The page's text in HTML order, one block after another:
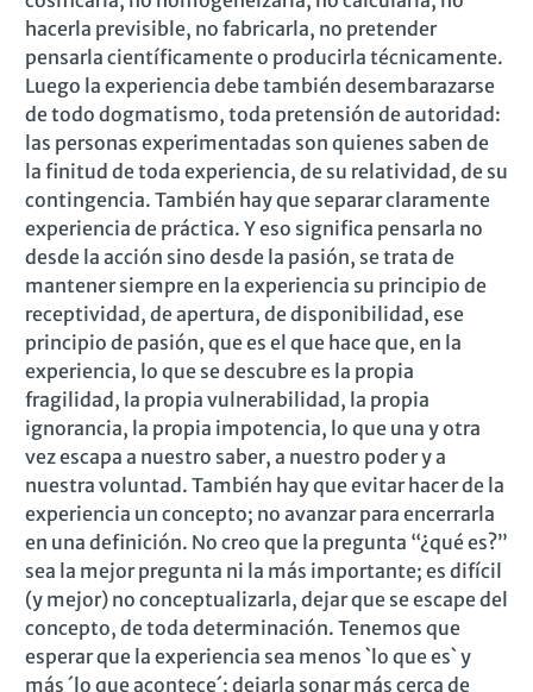
hacerla previsible, no fabricarla, no pretender
pensarla científicamente o producirla técnicamente.
Luego la experiencia debe también desembarazarse
de todo dogmatismo, toda pretensión de autoridad:
las personas experimentadas son quienes saben de
la finitud de toda experiencia, de su relatividad, de su
contingencia. También hay que separar claramente
experiencia de práctica. Y eso significa pensarla no
desde la acción sino desde la pasión, se trata de
mantener siempre en la experiencia su principio de
receptividad, de apertura, de disponibilidad, ese
principio de pasión, que es el que hace que, en la
experiencia, lo que se descubre es la propia
fragilidad, la propia vulnerabilidad, la propia
ignorancia, la propia impotencia, lo que una y otra
vez escapa a nuestro saber, a nuestro poder y a
nuestra voluntad. También hay que evitar hacer de la
experiencia un concepto; no avanzar para encerrarla
en una definición. No creo que la pregunta “¿qué es?”
sea la mejor pregunta ni la más importante; es difícil
(y mejor) no conceptualizarla, dejar que se escape del
concepto, de toda determinación. Tenemos que
esperar que la experiencia sea menos `lo que es` y
más ´lo que acontece´; dejarla sonar más cerca de